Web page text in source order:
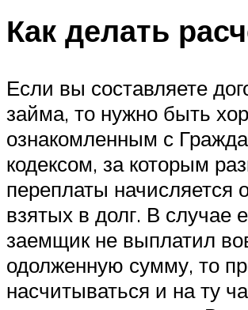
Как делать
Если вы составляете
займа, то нужно быть
ознакомленным с
кодексом, за которым
переплаты начисляется
взятых в долг. В случае
заемщик не выплатил
одолженную сумму, то
насчитываться и на ту